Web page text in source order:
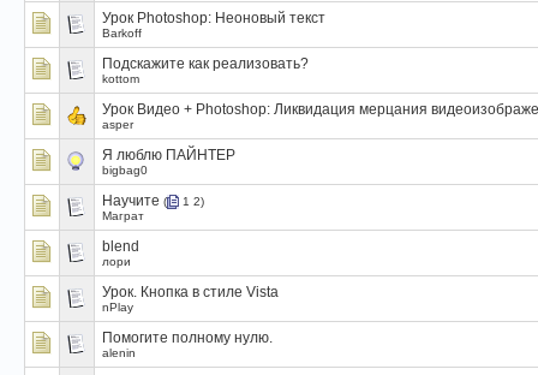
Урок Photoshop: Неоновый текст
Barkoff
Подскажите как реализовать?
kottom
Урок Видео + Photoshop: Ликвидация мерцания
asper
Я люблю ПАЙНТЕР
bigbag0
Научите ( 1 2)
Маграт
blend
лори
Урок. Кнопка в стиле Vista
nPlay
Помогите полному нулю.
alenin